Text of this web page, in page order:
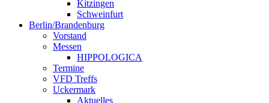
Kitzingen
Schweinfurt
Berlin/Brandenburg
Vorstand
Messen
HIPPOLOGICA
Termine
VFD Treffs
Uckermark
Aktuelles